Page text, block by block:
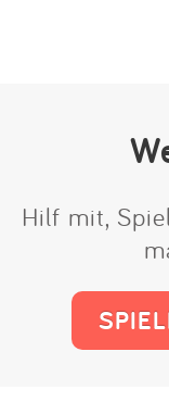
Hilf mit,